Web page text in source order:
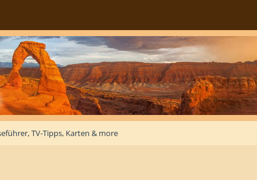
TV-Tipps, Karten & more